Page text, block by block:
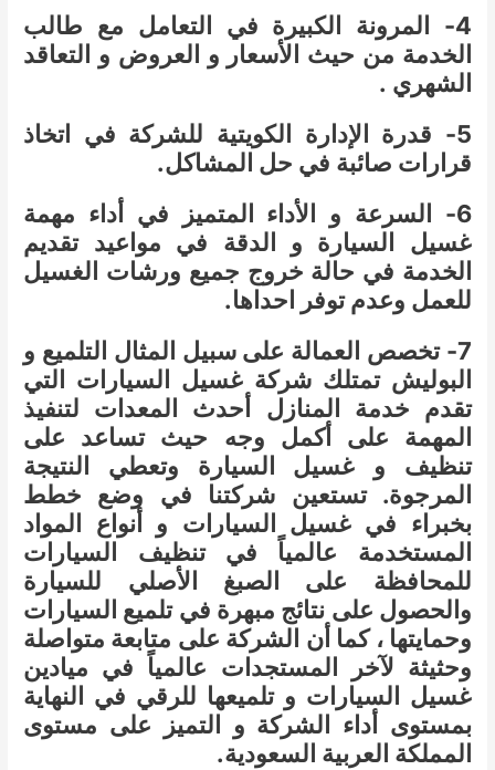
4- المرونة الكبيرة في التعامل مع طالب
الخدمة من حيث الأسعار و العروض و التعاقد
الشهري .
5- قدرة الإدارة الكويتية للشركة في اتخاذ
قرارات صائبة في حل المشاكل.
6- السرعة و الأداء المتميز في أداء مهمة
غسيل السيارة و الدقة في مواعيد تقديم
الخدمة في حالة خروج جميع ورشات الغسيل
للعمل وعدم توفر احداها.
7- تخصص العمالة على سبيل المثال التلميع و
البوليش تمتلك شركة غسيل السيارات التي
تقدم خدمة المنازل أحدث المعدات لتنفيذ
المهمة على أكمل وجه حيث تساعد على
تنظيف و غسيل السيارة وتعطي النتيجة
المرجوة. تستعين شركتنا في وضع خطط
بخبراء في غسيل السيارات و أنواع المواد
المستخدمة عالمياً في تنظيف السيارات
للمحافظة على الصبغ الأصلي للسيارة
والحصول على نتائج مبهرة في تلميع السيارات
وحمايتها ، كما أن الشركة على متابعة متواصلة
وحثيثة لآخر المستجدات عالمياً في ميادين
غسيل السيارات و تلميعها للرقي في النهاية
بمستوى أداء الشركة و التميز على مستوى
المملكة العربية السعودية.